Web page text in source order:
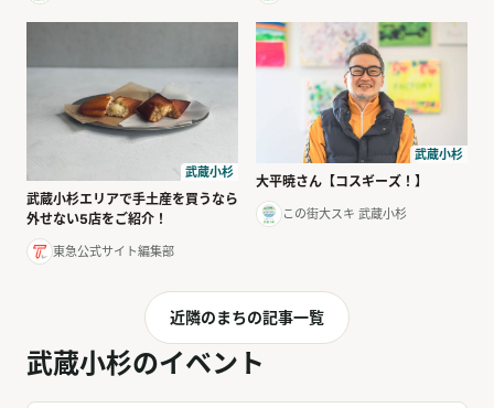
武蔵小杉
武蔵小杉エリアで手土産を買うなら
外せない5店をご紹介！
東急公式サイト編集部
武蔵小杉
大平暁さん【コスギーズ！】
この街大スキ 武蔵小杉
近隣のまちの記事一覧
武蔵小杉のイベント